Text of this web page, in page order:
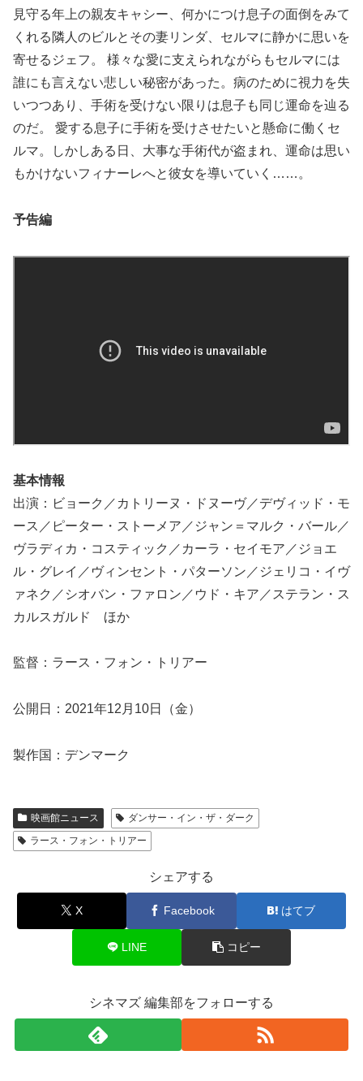
見守る年上の親友キャシー、何かにつけ息子の面倒をみて
くれる隣人のビルとその妻リンダ、セルマに静かに思いを
寄せるジェフ。 様々な愛に支えられながらもセルマには
誰にも言えない悲しい秘密があった。病のために視力を失
いつつあり、手術を受けない限りは息子も同じ運命を辿る
のだ。 愛する息子に手術を受けさせたいと懸命に働くセ
ルマ。しかしある日、大事な手術代が盗まれ、運命は思い
もかけないフィナーレへと彼女を導いていく……。
予告編
基本情報
出演：ビョーク／カトリーヌ・ドヌーヴ／デヴィッド・モ
ース／ピーター・ストーメア／ジャン＝マルク・バール／
ヴラディカ・コスティック／カーラ・セイモア／ジョエ
ル・グレイ／ヴィンセント・パターソン／ジェリコ・イヴ
ァネク／シオバン・ファロン／ウド・キア／ステラン・ス
カルスガルド ほか
監督：ラース・フォン・トリアー
公開日：2021年12月10日（金）
製作国：デンマーク
映画館ニュース
ダンサー・イン・ザ・ダーク
ラース・フォン・トリアー
シェアする
X Facebook はてブ
LINE コピー
シネマズ 編集部をフォローする